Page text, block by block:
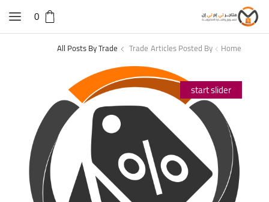
0
Home
Articles Posted By
Trade
All Posts By Trade
start slider